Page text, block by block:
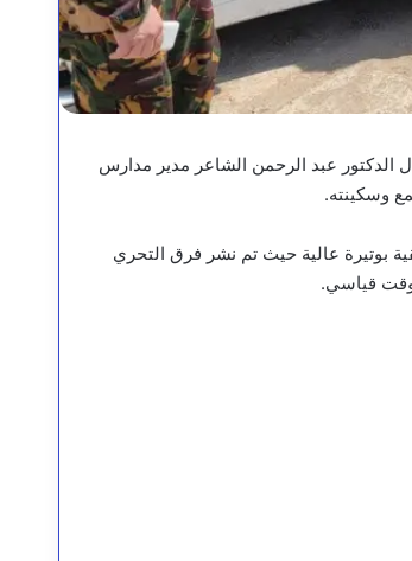
الدكتور عبد الرحمن الشاعر مدير مدارس
وسكينته.
بوتيرة عالية حيث تم نشر فرق التحري
قياسي.